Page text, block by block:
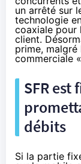
un arrêté sur
technologie
coaxiale pour
client.
prime,
commerciale
SFRest
débits
Si la partie